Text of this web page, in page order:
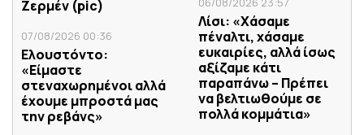
Ζερμέν (pic)
07/08/2026 00:36
Ελουστόντο:
«Είμαστε
στεναχωρημένοι αλλά
έχουμε μπροστά μας
την ρεβάνς»
Λίσι: «Χάσαμε
πέναλτι, χάσαμε
ευκαιρίες, αλλά ίσως
αξίζαμε κάτι
παραπάνω – Πρέπει
να βελτιωθούμε σε
πολλά κομμάτια»